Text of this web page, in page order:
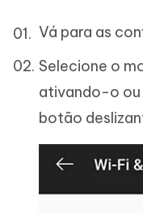
Vá para as
Selecione o
ativando-o ou
botão